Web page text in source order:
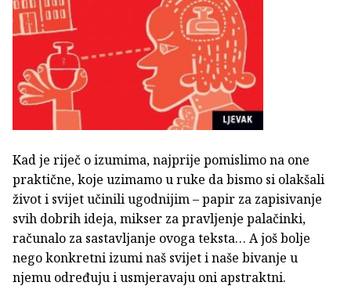
Kad je riječ o izumima, najprije pomislimo na one
praktične, koje uzimamo u ruke da bismo si olakšali
život i svijet učinili ugodnijim – papir za zapisivanje
svih dobrih ideja, mikser za pravljenje palačinki,
računalo za sastavljanje ovoga teksta… A još bolje
nego konkretni izumi naš svijet i naše bivanje u
njemu određuju i usmjeravaju oni apstraktni.